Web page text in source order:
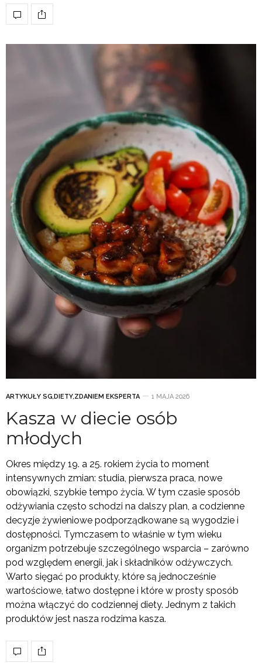
ARTYKUŁY SG DIETY ZDANIEM EKSPERTA 1 MAJA 2026
Kasza w diecie osób
młodych
Okres między 19. a 25. rokiem życia to moment
intensywnych zmian: studia, pierwsza praca, nowe
obowiązki, szybkie tempo życia. W tym czasie sposób
odżywiania często schodzi na dalszy plan, a codzienne
decyzje żywieniowe podporządkowane są wygodzie i
dostępności. Tymczasem to właśnie w tym wieku
organizm potrzebuje szczególnego wsparcia – zarówno
pod względem energii, jak i składników odżywczych.
Warto sięgać po produkty, które są jednocześnie
wartościowe, łatwo dostępne i które w prosty sposób
można włączyć do codziennej diety. Jednym z takich
produktów jest nasza rodzima kasza.